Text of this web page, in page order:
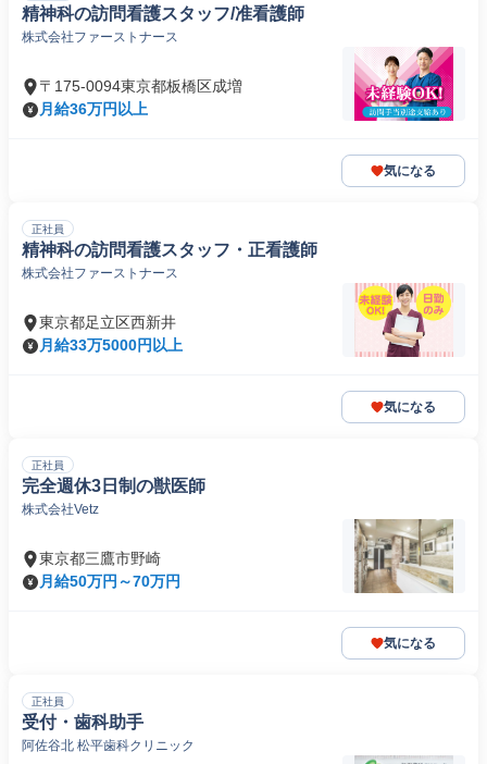
精神科の訪問看護スタッフ/准看護師
株式会社ファーストナース
〒175-0094東京都板橋区成増
月給36万円以上
気になる
正社員
精神科の訪問看護スタッフ・正看護師
株式会社ファーストナース
東京都足立区西新井
月給33万5000円以上
気になる
正社員
完全週休3日制の獣医師
株式会社Vetz
東京都三鷹市野崎
月給50万円～70万円
気になる
正社員
受付・歯科助手
阿佐谷北 松平歯科クリニック